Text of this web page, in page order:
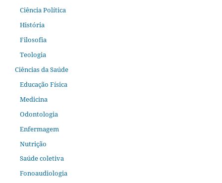
Ciência Política
História
Filosofia
Teologia
Ciências da Saúde
Educação Física
Medicina
Odontologia
Enfermagem
Nutrição
Saúde coletiva
Fonoaudiologia